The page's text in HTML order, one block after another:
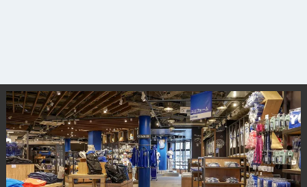
観光ガイド
ランキング